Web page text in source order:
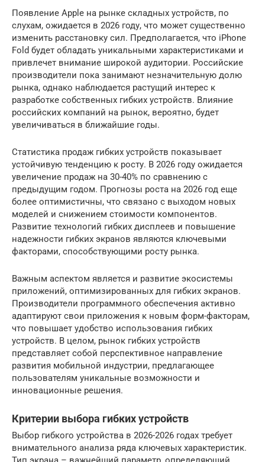
Появление Apple на рынке складных устройств, по
слухам, ожидается в 2026 году, что может существенно
изменить расстановку сил. Предполагается, что iPhone
Fold будет обладать уникальными характеристиками и
привлечет внимание широкой аудитории. Российские
производители пока занимают незначительную долю
рынка, однако наблюдается растущий интерес к
разработке собственных гибких устройств. Влияние
российских компаний на рынок, вероятно, будет
увеличиваться в ближайшие годы.
Статистика продаж гибких устройств показывает
устойчивую тенденцию к росту. В 2026 году ожидается
увеличение продаж на 30-40% по сравнению с
предыдущим годом. Прогнозы роста на 2026 год еще
более оптимистичны, что связано с выходом новых
моделей и снижением стоимости компонентов.
Развитие технологий гибких дисплеев и повышение
надежности гибких экранов являются ключевыми
факторами, способствующими росту рынка.
Важным аспектом является и развитие экосистемы
приложений, оптимизированных для гибких экранов.
Производители программного обеспечения активно
адаптируют свои приложения к новым форм-факторам,
что повышает удобство использования гибких
устройств. В целом, рынок гибких устройств
представляет собой перспективное направление
развития мобильной индустрии, предлагающее
пользователям уникальные возможности и
инновационные решения.
Критерии выбора гибких устройств
Выбор гибкого устройства в 2026-2026 годах требует
внимательного анализа ряда ключевых характеристик.